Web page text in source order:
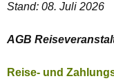
Stand: 08. Juli 2026
AGB
Reise- und